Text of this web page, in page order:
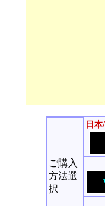
ご購入
方法選
択
日